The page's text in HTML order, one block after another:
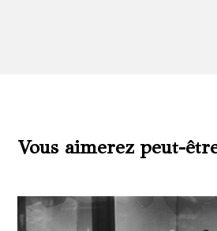
Vous aimerez peut-
Produits similaires